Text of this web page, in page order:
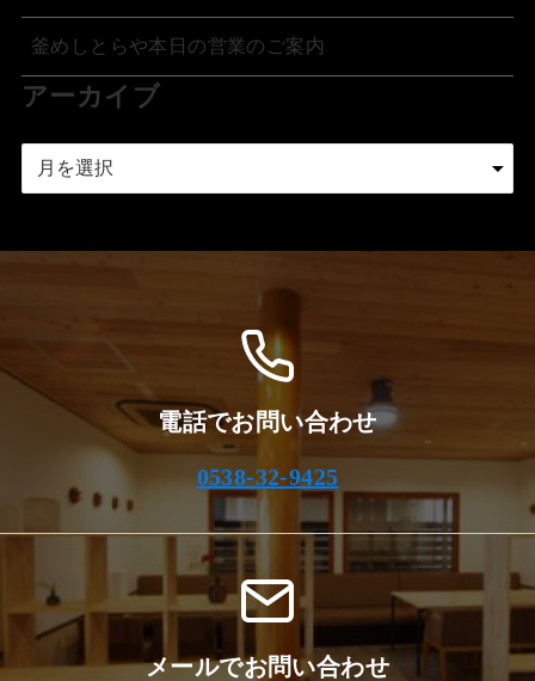
釜めしとらや本日の営業のご案内
アーカイブ
電話でお問い合わせ
0538-32-9425
メールでお問い合わせ